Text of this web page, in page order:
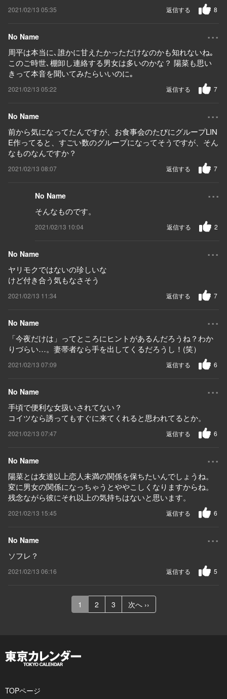
2021/02/13 05:35 8
返信する
No Name ...
周平は本当に､誰かに甘えたかっただけなのかも知れないね｡
このご時世､棚卸し連絡する男女は多いのかな？ 陽菜も思い
きって本音を聞いてみたらいいのに｡
2021/02/13 05:22 7
返信する
No Name ...
前から気になってたんですが、お食事会のたびにグループLIN
E作ってると、すごい数のグループになってそうですが、そん
なものなんですか？
2021/02/13 08:07 7
返信する
No Name ...
そんなものです。
2021/02/13 10:04 2
返信する
No Name ...
ヤリモクではないの珍しいな
けど付き合う気もなさそう
2021/02/13 11:34 7
返信する
No Name ...
「今夜だけは」ってところにヒントがあるんだろうね？わか
りづらい…。妻帯者なら手を出してくるだろうし！(笑）
2021/02/13 07:09 6
返信する
No Name ...
手頃で便利な女扱いされてない？
コイツなら誘ってもすぐに来てくれると思われてるとか。
2021/02/13 07:47 6
返信する
No Name ...
陽菜とは友達以上恋人未満の関係を保ちたいんでしょうね。
変に男女の関係になっちゃうとややこしくなりますからね。
残念ながら彼にそれ以上の気持ちはないと思います。
2021/02/13 15:45 6
返信する
No Name ...
ソフレ？
2021/02/13 06:16 5
返信する
1 2 3 次へ ››
TOPページ